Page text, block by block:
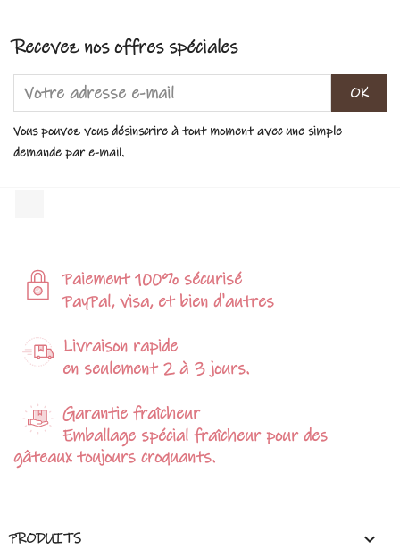
Recevez nos offres spéciales
Vous pouvez vous désinscrire à tout moment avec une simple
demande par e-mail.
Paiement 100% sécurisé
PayPal, visa, et bien d'autres
Livraison rapide
en seulement 2 à 3 jours.
Garantie fraîcheur
Emballage spécial fraîcheur pour des
gâteaux toujours croquants.
PRODUITS 